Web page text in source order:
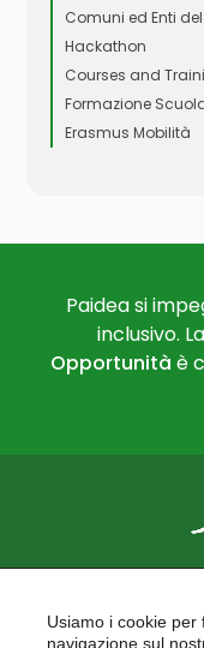
Comuni ed Enti
Hackathon
Courses and
Formazione
Erasmus Mobilità
Paidea si
inclusivo.
Opportunità è
Usiamo i cookie
navigazione sul